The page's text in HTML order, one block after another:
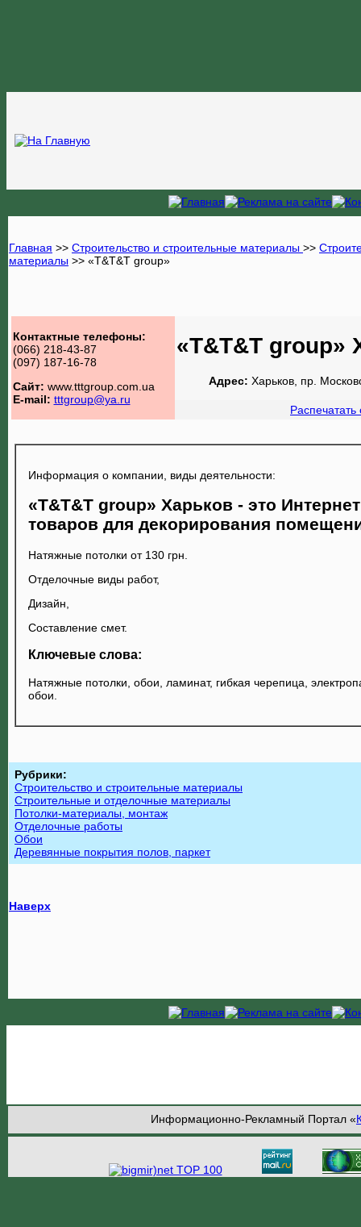
Главная >> Строительство и строительные материалы >>
материалы >> «T&T&T group»
Контактные телефоны:
(066) 218-43-87
(097) 187-16-78
Сайт: www.tttgroup.com.ua
E-mail: tttgroup@ya.ru
«T&T&T group»
Адрес: Харьков, пр.
Распечатать
Информация о компании, виды деятельности:
«T&T&T group» Харьков - это
товаров для декорирования
Натяжные потолки от 130 грн.
Отделочные виды работ,
Дизайн,
Составление смет.
Ключевые слова:
Натяжные потолки, обои, ламинат, гибкая черепица,
обои.
Рубрики:
Строительство и строительные материалы
Строительные и отделочные материалы
Потолки-материалы, монтаж
Отделочные работы
Обои
Деревянные покрытия полов, паркет
Наверх
Информационно-Рекламный Портал «